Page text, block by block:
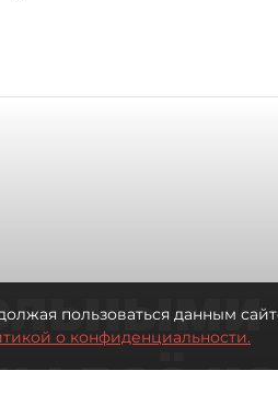
всё
пользоваться данным
о конфиденциальности.